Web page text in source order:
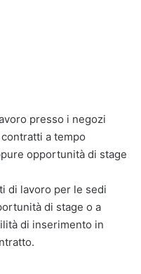
presso i negozi
a tempo
opportunità di stage
di lavoro per le sedi
di stage o a
di inserimento in